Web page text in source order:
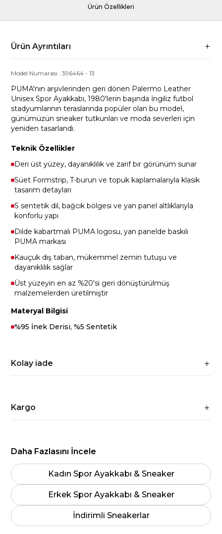
Ürün Özellikleri
Ürün Ayrıntıları
Model Numarası :396464 -13
PUMA'nın arşivlerinden geri dönen Palermo Leather
Unisex Spor Ayakkabı, 1980'lerin başında İngiliz futbol
stadyumlarının teraslarında popüler olan bu model,
günümüzün sneaker tutkunları ve moda severleri için
yeniden tasarlandı.
Teknik Özellikler
Deri üst yüzey, dayanıklılık ve zarif bir görünüm sunar
Süet Formstrip, T-burun ve topuk kaplamalarıyla klasik
tasarım detayları
S sentetik dil, bağcık bölgesi ve yan panel altlıklarıyla
konforlu yapı
Dilde kabartmalı PUMA logosu, yan panelde baskılı
PUMA markası
Kauçuk dış taban, mükemmel zemin tutuşu ve
dayanıklılık sağlar
Üst yüzeyin en az %20'si geri dönüştürülmüş
malzemelerden üretilmiştir
Materyal Bilgisi
%95 İnek Derisi, %5 Sentetik
Kolay iade
Kargo
Daha Fazlasını İncele
Kadın Spor Ayakkabı & Sneaker
Erkek Spor Ayakkabı & Sneaker
İndirimli Sneakerlar